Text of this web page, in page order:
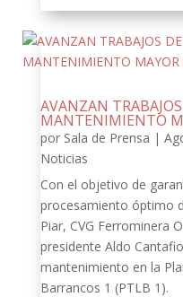
AVANZAN
MANTENIMIENTO
por Sala de Prensa |
Noticias
Con el objetivo de
procesamiento óptimo
Piar, CVG Ferrominera
presidente Aldo
mantenimiento en la
Barrancos 1 (PTLB 1).